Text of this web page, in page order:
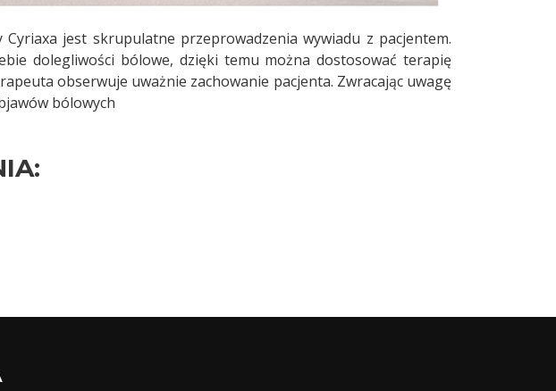
jest skrupulatne przeprowadzenia wywiadu z pacjentem.
dolegliwości bólowe, dzięki temu można dostosować terapię
obserwuje uważnie zachowanie pacjenta. Zwracając uwagę
bólowych